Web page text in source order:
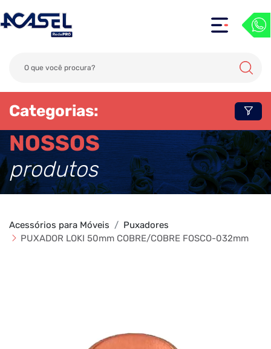
Categorias:
NOSSOS
produtos
Acessórios para Móveis
Puxadores
PUXADOR LOKI 50mm COBRE/COBRE FOSCO-032mm